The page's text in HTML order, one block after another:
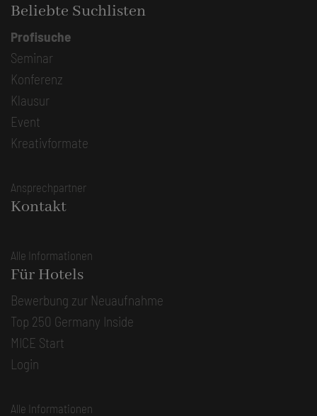
Beliebte Suchlisten
Profisuche
Seminar
Konferenz
Klausur
Event
Kreativformate
Ansprechpartner
Kontakt
Alle Informationen
Für Hotels
Bewerbung zur Neuaufnahme
Top 250 Germany Inside
MICE Start
Login
Alle Informationen